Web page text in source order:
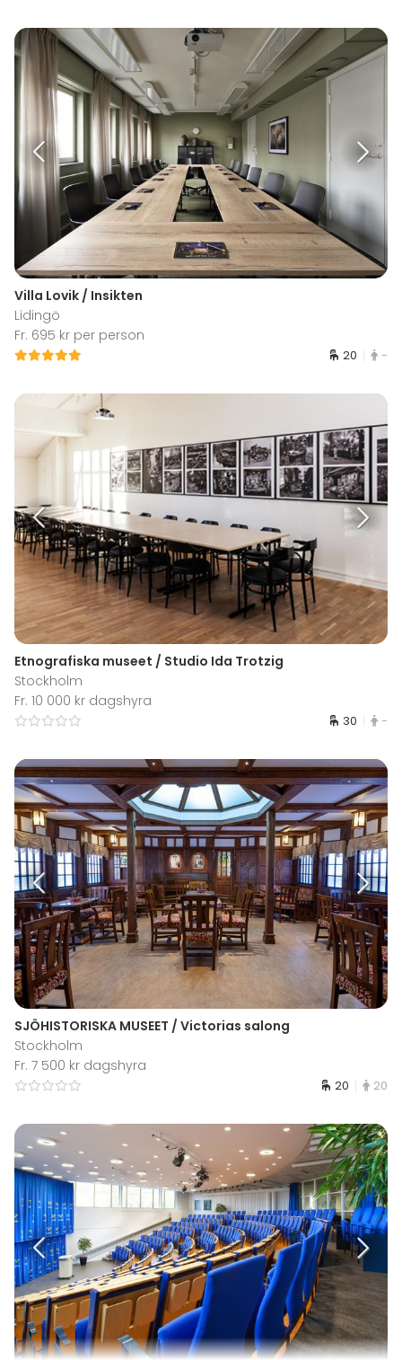
Villa Lovik / Insikten
Lidingö
Fr. 695 kr per person
20 -
Etnografiska museet / Studio Ida Trotzig
Stockholm
Fr. 10 000 kr dagshyra
30 -
SJÖHISTORISKA MUSEET / Victorias salong
Stockholm
Fr. 7 500 kr dagshyra
20 20